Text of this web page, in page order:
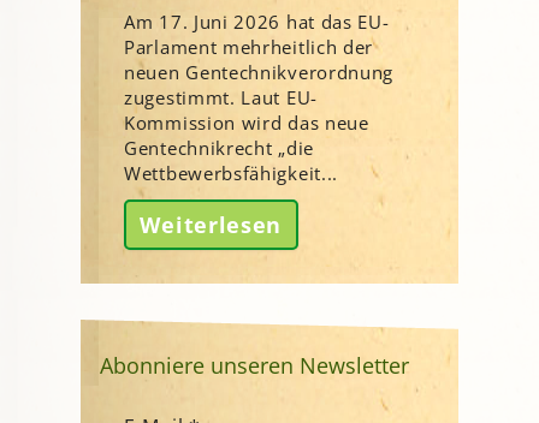
Am 17. Juni 2026 hat das EU-
Parlament mehrheitlich der
neuen Gentechnikverordnung
zugestimmt. Laut EU-
Kommission wird das neue
Gentechnikrecht „die
Wettbewerbsfähigkeit...
Weiterlesen
Abonniere unseren Newsletter